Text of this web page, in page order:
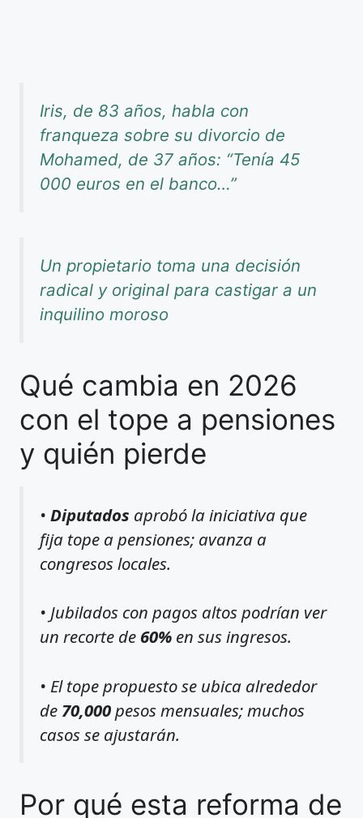
Iris, de 83 años, habla con
franqueza sobre su divorcio de
Mohamed, de 37 años: “Tenía 45
000 euros en el banco…”
Un propietario toma una decisión
radical y original para castigar a un
inquilino moroso
Qué cambia en 2026
con el tope a pensiones
y quién pierde
• Diputados aprobó la iniciativa que
fija tope a pensiones; avanza a
congresos locales.
• Jubilados con pagos altos podrían ver
un recorte de60% en sus ingresos.
• El tope propuesto se ubica alrededor
de 70,000pesos mensuales; muchos
casos se ajustarán.
Por qué esta reforma de